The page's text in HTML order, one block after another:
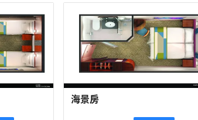
海景房